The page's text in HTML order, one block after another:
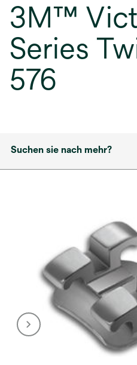
3M™
Series
576
Suchen sie nach mehr?